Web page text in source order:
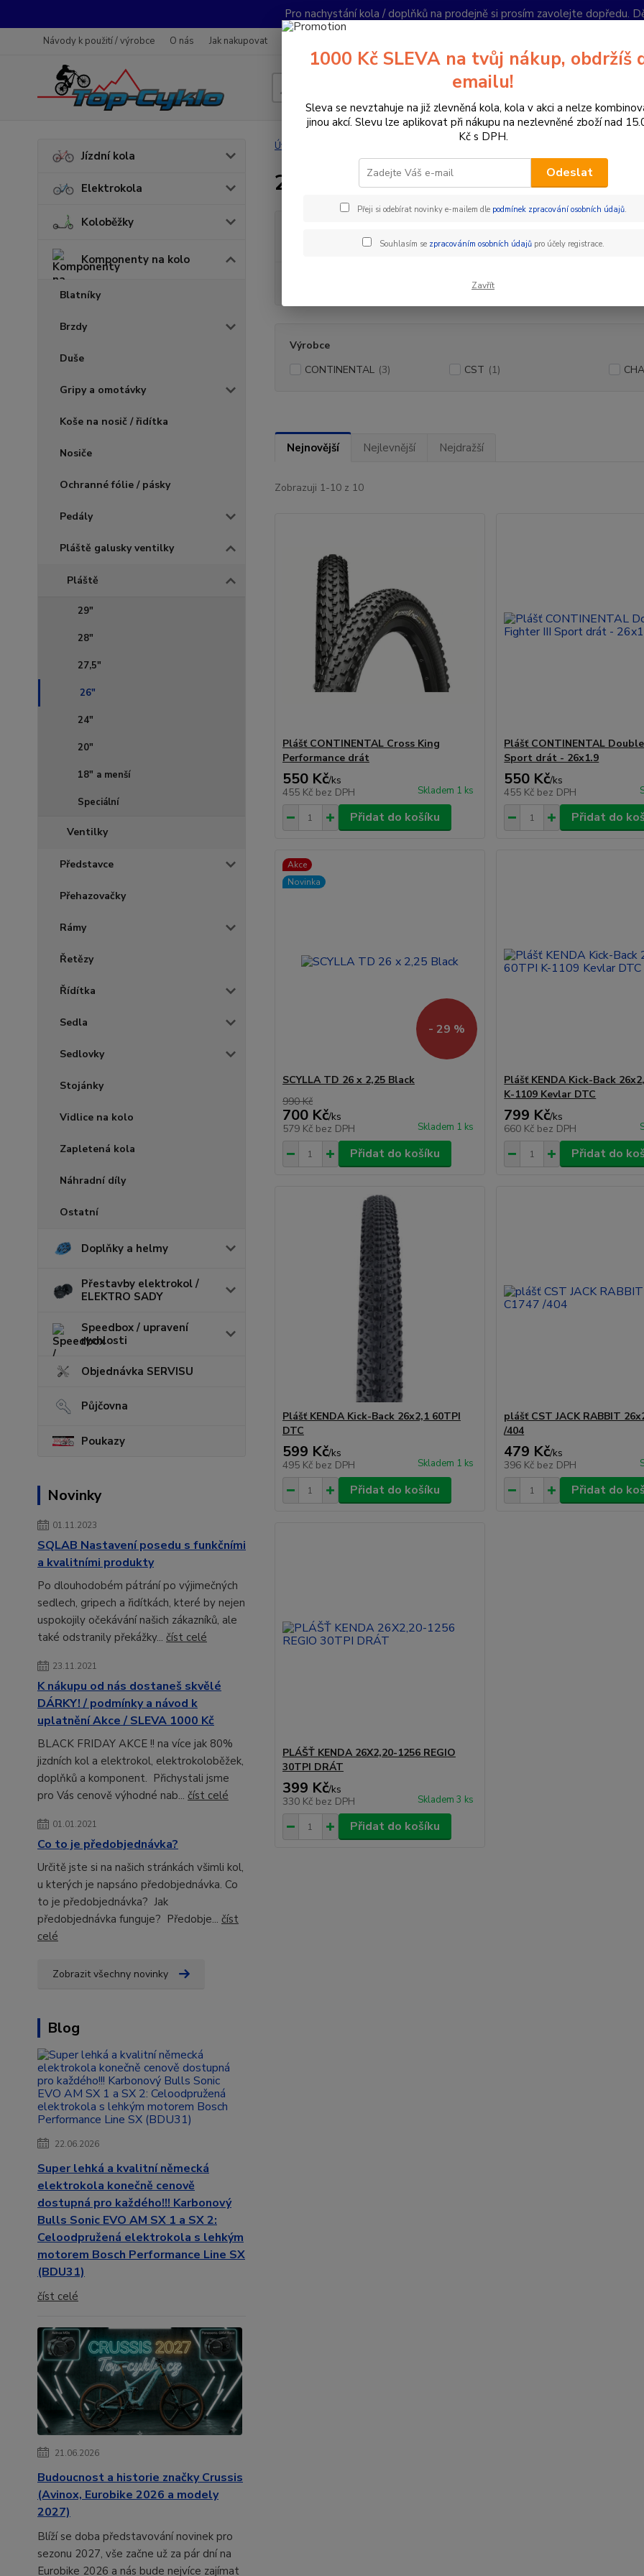
Pro nachystání kola / doplňků na prodejně si prosím zavolejte dopředu.
Návody k použití / výrobce O nás Jak nakupovat
Hledat
PO-
Jízdní kola
Elektrokola
Koloběžky
Komponenty na kolo
Blatníky
Brzdy
Duše
Gripy a omotávky
Koše na nosič / řidítka
Nosiče
Ochranné fólie / pásky
Pedály
Pláště galusky ventilky
Pláště
29"
28"
27,5"
26"
24"
20"
18" a menší
Speciální
Ventilky
Představce
Přehazovačky
Rámy
Řetězy
Řídítka
Sedla
Sedlovky
Stojánky
Vidlice na kolo
Zapletená kola
Náhradní díly
Ostatní
Doplňky a helmy
Přestavby elektrokol /
ELEKTRO SADY
Speedbox / upravení
rychlosti
Objednávka SERVISU
Půjčovna
Poukazy
Novinky
01.11.2023
SQLAB Nastavení posedu s funkčními
a kvalitními produkty
Po dlouhodobém pátrání po výjimečných
sedlech, gripech a řidítkách, které by nejen
uspokojily očekávání našich zákazníků, ale
také odstranily překážky... číst celé
23.11.2021
K nákupu od nás dostaneš skvělé
DÁRKY! / podmínky a návod k
uplatnění Akce / SLEVA 1000 Kč
BLACK FRIDAY AKCE !! na více jak 80%
jizdních kol a elektrokol, elektrokoloběžek,
doplňků a komponent. Přichystali jsme
pro Vás cenově výhodné nab... číst celé
01.01.2021
Co to je předobjednávka?
Určitě jste si na našich stránkách všimli kol,
u kterých je napsáno předobjednávka. Co
to je předobjednávka? Jak
předobjednávka funguje? Předobje... číst
celé
Zobrazit všechny novinky
Blog
22.06.2026
Super lehká a kvalitní německá
elektrokola konečně cenově
dostupná pro každého!!! Karbonový
Bulls Sonic EVO AM SX 1 a SX 2:
Celoodpružená elektrokola s lehkým
motorem Bosch Performance Line SX
(BDU31)
číst celé
21.06.2026
Budoucnost a historie značky Crussis
(Avinox, Eurobike 2026 a modely
2027)
Blíží se doba představování novinek pro
sezonu 2027, vše začne už za pár dní na
Eurobike 2026 a nás bude nejvíce zajímat
Úvod
26"
Kč Od
Výrobce
CONTINENTAL (3) CST (1)
Nejnovější Nejlevnější Nejdražší
Zobrazuji 1-10 z 10
Plášť CONTINENTAL Cross King
Performance drát
550 Kč/ks
455 Kč bez DPH Skladem 1 ks
Přidat do košíku
Plášť CONTINENTAL
Sport drát - 26x1.9
550 Kč/ks
455 Kč bez DPH
Přidat do
Akce
Novinka
- 29 %
SCYLLA TD 26 x 2,25 Black
990 Kč
700 Kč/ks
579 Kč bez DPH Skladem 1 ks
Přidat do košíku
Plášť KENDA Kick-Back
K-1109 Kevlar DTC
799 Kč/ks
660 Kč bez DPH
Přidat do
Plášť KENDA Kick-Back 26x2,1 60TPI
DTC
599 Kč/ks
495 Kč bez DPH Skladem 1 ks
Přidat do košíku
plášť CST JACK RABBIT
/404
479 Kč/ks
396 Kč bez DPH
Přidat do
PLÁŠŤ KENDA 26X2,20-1256 REGIO
30TPI DRÁT
399 Kč/ks
330 Kč bez DPH Skladem 3 ks
Přidat do košíku
1000 Kč SLEVA na tvůj nákup, obdržíš
emailu!
Sleva se nevztahuje na již zlevněná kola, kola v akci a nelze
jinou akcí. Slevu lze aplikovat při nákupu na nezlevněné zboží nad
Kč s DPH.
Odeslat
Přeji si odebírat novinky e-mailem dle podmínek zpracování osobních údajů.
Souhlasím se zpracováním osobních údajůpro účely registrace.
Zavřít